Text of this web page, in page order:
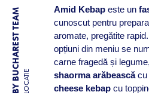
BY BUCHAREST TEAM LOCATIE
Amid Kebapeste un
cunoscut pentru
aromate, pregătite
opțiuni din meniu se
carne fragedă și legume,
shaorma arăbeascăcu
cheese kebapcu